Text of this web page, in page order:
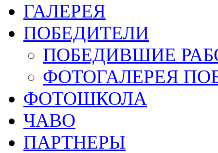
ГАЛЕРЕЯ
ПОБЕДИТЕЛИ
ПОБЕДИВШИЕ
ФОТОГАЛЕРЕЯ
ФОТОШКОЛА
ЧАВО
ПАРТНЕРЫ